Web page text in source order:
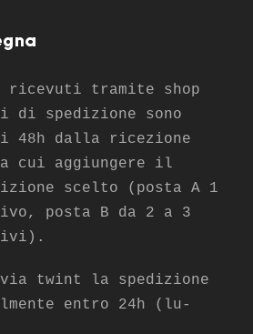
tramite shop
di spedizione sono
48h dalla ricezione
a cui aggiungere il
scelto (posta A 1
posta B da 2 a 3
via twint la spedizione
entro 24h (lu-